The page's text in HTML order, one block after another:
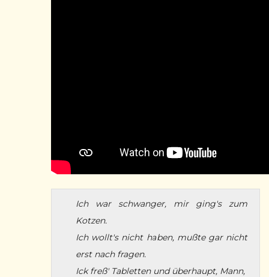
Ich war schwanger, mir ging's zum
Kotzen.
Ich wollt's nicht haben, mußte gar nicht
erst nach fragen.
Ick freß' Tabletten und überhaupt, Mann,